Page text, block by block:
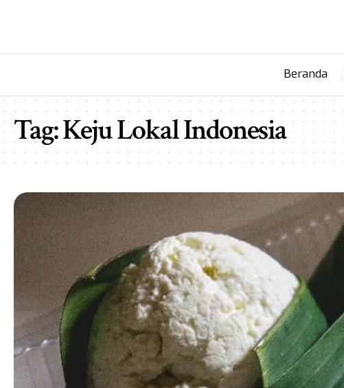
Beranda
Tag:Keju Lokal Indonesia